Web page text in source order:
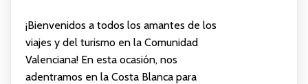
¡Bienvenidos a todos los amantes de los
viajes y del turismo en la Comunidad
Valenciana! En esta ocasión, nos
adentramos en la Costa Blanca para